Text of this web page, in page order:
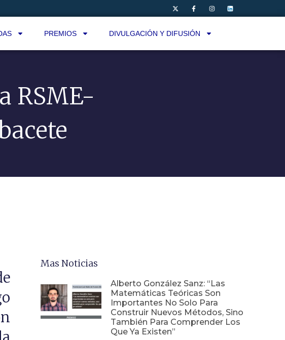
PREMIOS DIVULGACIÓN Y DIFUSIÓN
RSME-
Mas Noticias
Alberto González Sanz: “Las
Matemáticas Teóricas Son
Importantes No Solo Para
Construir Nuevos Métodos, Sino
También Para Comprender Los
Que Ya Existen”